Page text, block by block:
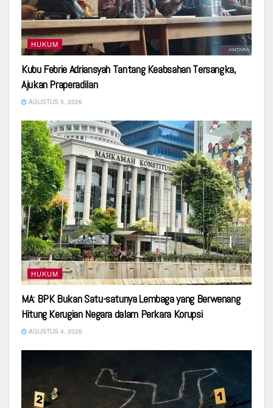
HUKUM
Kubu Febrie Adriansyah Tantang Keabsahan Tersangka,
Ajukan Praperadilan
AGUSTUS 5, 2026
HUKUM
MA: BPK Bukan Satu-satunya Lembaga yang Berwenang
Hitung Kerugian Negara dalam Perkara Korupsi
AGUSTUS 4, 2026